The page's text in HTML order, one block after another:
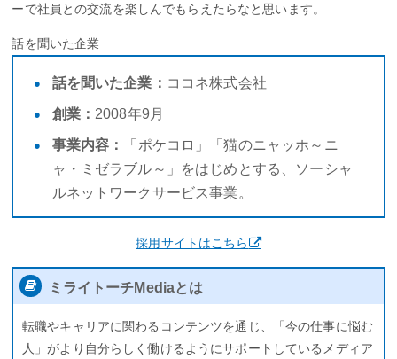
ーで社員との交流を楽しんでもらえたらなと思います。
話を聞いた企業
話を聞いた企業： ココネ株式会社
創業： 2008年9月
事業内容：
「ポケコロ」「猫のニャッホ～ニ
ャ・ミゼラブル～」をはじめとする、ソーシャ
ルネットワークサービス事業。
採用サイトはこちら
ミライトーチMediaとは
転職やキャリアに関わるコンテンツを通じ、「今の仕事に悩む
人」がより自分らしく働けるようにサポートしているメディア